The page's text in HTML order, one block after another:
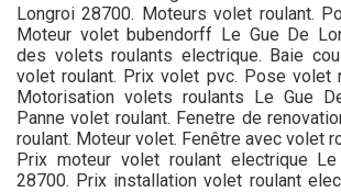
Longroi 28700. Moteurs volet roulant.
Moteur volet bubendorff Le Gue De
des volets roulants electrique. Baie
volet roulant. Prix volet pvc. Pose volet
Motorisation volets roulants Le Gue
Panne volet roulant. Fenetre de
roulant. Moteur volet. Fenêtre avec volet
Prix moteur volet roulant electrique
28700. Prix installation volet roulant